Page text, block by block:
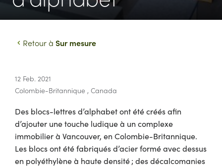
Retour à Sur mesure
12 Feb. 2021
Colombie-Britannique , Canada
Des blocs-lettres d’alphabet ont été créés afin
d’ajouter une touche ludique à un complexe
immobilier à Vancouver, en Colombie-Britannique.
Les blocs ont été fabriqués d’acier formé avec dessus
en polyéthylène à haute densité ; des décalcomanies